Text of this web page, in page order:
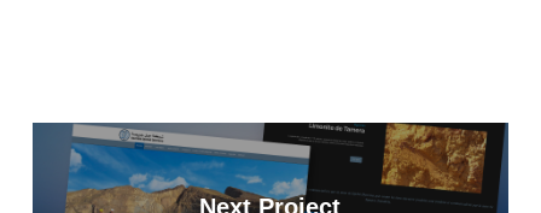
Next Project